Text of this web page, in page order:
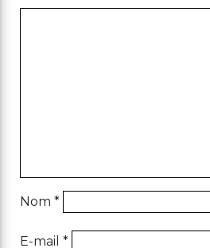
Nom *
E-mail *